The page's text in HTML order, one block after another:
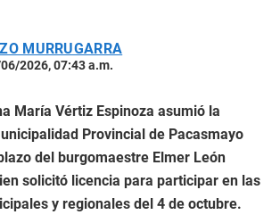
MURRUGARRA
2026, 07:43 a.m.
María Vértiz Espinoza asumió la
Provincial de Pacasmayo
del burgomaestre Elmer León
solicitó licencia para participar en las
y regionales del 4 de octubre.